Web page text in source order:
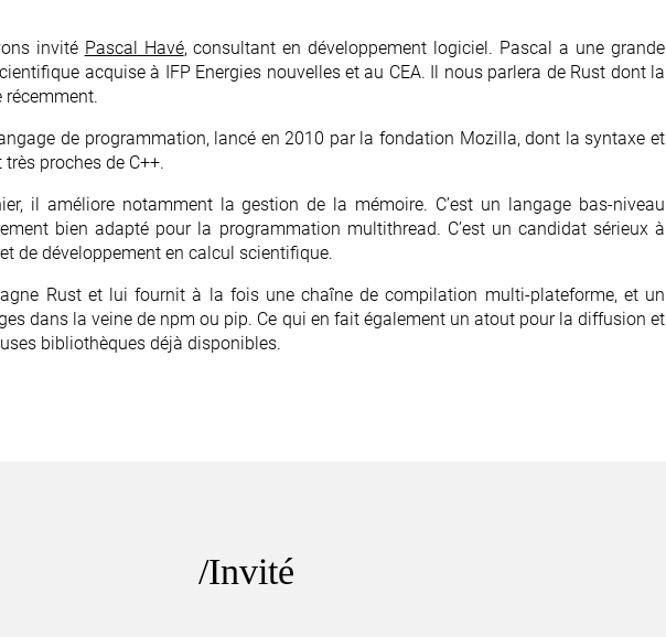
invité Pascal Havé, consultant en développement logiciel. Pascal a une grande
acquise à IFP Energies nouvelles et au CEA. Il nous parlera de Rust dont la
récemment.
de programmation, lancé en 2010 par la fondation Mozilla, dont la syntaxe et
proches de C++.
il améliore notamment la gestion de la mémoire. C’est un langage bas-niveau
bien adapté pour la programmation multithread. C’est un candidat sérieux à
de développement en calcul scientifique.
Rust et lui fournit à la fois une chaîne de compilation multi-plateforme, et un
dans la veine de npm ou pip. Ce qui en fait également un atout pour la diffusion et
bibliothèques déjà disponibles.
Invité